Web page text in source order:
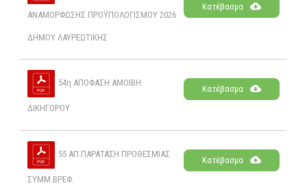
ΑΝΑΜΟΡΦΩΣΗΣ ΠΡΟΫΠΟΛΟΓΙΣΜΟΥ 2026
ΔΗΜΟΥ ΛΑΥΡΕΩΤΙΚΗΣ
Κατέβασμα
54η ΑΠΟΦΑΣΗ ΑΜΟΙΒΗ
ΔΙΚΗΓΟΡΟΥ
Κατέβασμα
55 ΑΠ.ΠΑΡΑΤΑΣΗ ΠΡΟΘΕΣΜΙΑΣ
ΣΥΜΜ.ΒΡΕΦ.
Κατέβασμα